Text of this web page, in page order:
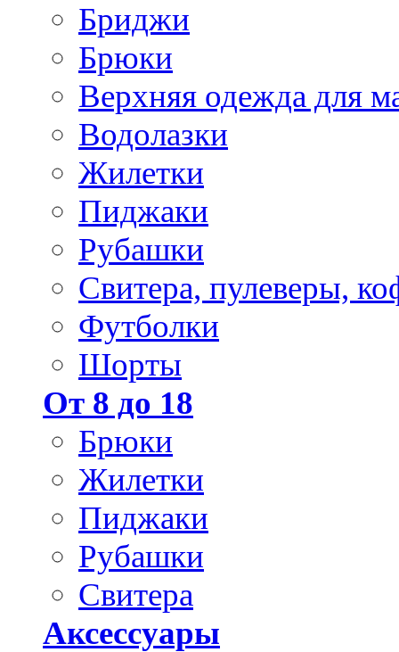
Бриджи
Брюки
Верхняя одежда для
Водолазки
Жилетки
Пиджаки
Рубашки
Свитера, пулеверы,
Футболки
Шорты
От 8 до 18
Брюки
Жилетки
Пиджаки
Рубашки
Свитера
Аксессуары